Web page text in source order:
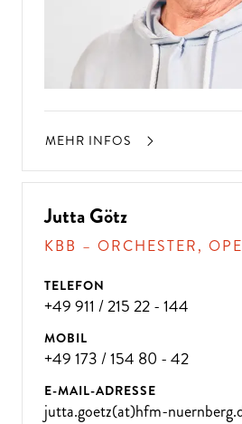
MEHR INFOS
Jutta Götz
KBB – ORCHESTER,
TELEFON
+49 911 / 215 22 - 144
MOBIL
+49 173 / 154 80 - 42
E-MAIL-ADRESSE
jutta.goetz(at)hfm-